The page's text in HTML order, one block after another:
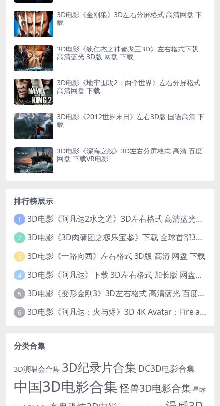
3D电影《金刚狼》3D左右分屏格式 高清网盘 下
载
3D电影《狄仁杰之神都龙王3D》左右格式下载
高清蓝光 3D版 网盘 下载
3D电影《地牢围攻2：两个世界》左右分屏格式
高清网盘 下载
3D电影《2012世界末日》左右3D版 国语高清 下
载
3D电影《深海之战》3D左右分屏格式 高清 百度
网盘 下载VR电影
排行榜展示
1 3D电影《阿凡达2水之道》3D左右格式 高清蓝光原盘 网盘下载 中文配音 4K3DVR电影
2 3D电影《3D肉蒲团之极乐宝鉴》下载 全球首部3D限制级电影 网盘下载
3 3D电影《一路向西》左右格式 3D版 高清 网盘 下载
4 3D电影《阿凡达》下载 3D左右格式 加长版 网盘下载
5 3D电影《变形金刚3》3D左右格式 高清蓝光 百度网盘+迅雷 下载 出屏国配字幕.国英双语
6 3D电影《阿凡达：火与烬》3D 4K Avatar：Fire and Ash 3D 左右格式 高清4K 电影 下载
分类合集
3D演唱会合集 3D纪录片合集 DC3D电影合集
中国3D电影合集怪兽3D电影合集 星际